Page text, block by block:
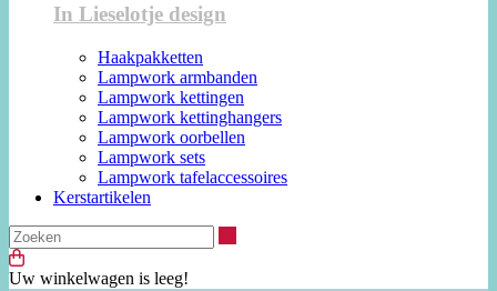
In Lieselotje design
Haakpakketten
Lampwork armbanden
Lampwork kettingen
Lampwork kettinghangers
Lampwork oorbellen
Lampwork sets
Lampwork tafelaccessoires
Kerstartikelen
Uw winkelwagen is leeg!